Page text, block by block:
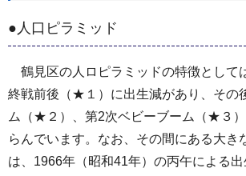
●人口ピラミッド
鶴見区の人ロピラミッドの特徴として
終戦前後（★１）に出生減があり、その
ム（★２）、第2次ベビーブーム（★３
らんでいます。なお、その間にある大き
は、1966年（昭和41年）の丙午による出